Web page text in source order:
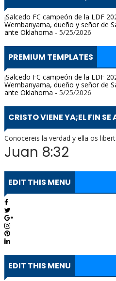
¡Salcedo FC campeón de la LDF
Wembanyama, dueño y señor de
ante Oklahoma - 5/25/2026
PREMIUM TEMPLATES
¡Salcedo FC campeón de la LDF
Wembanyama, dueño y señor de
ante Oklahoma - 5/25/2026
CRISTO VIENE YA;EL FIN SE
Conocereis la verdad y ella os
Juan 8:32
EDIT THIS MENU
EDIT THIS MENU